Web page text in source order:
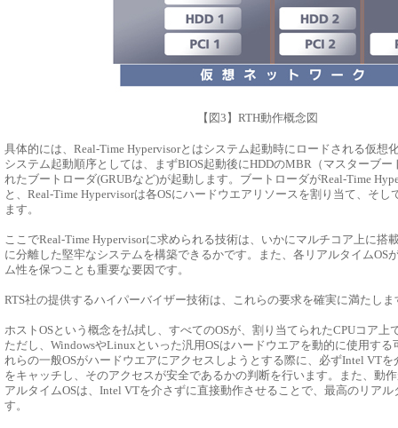
【図3】RTH動作概念図
具体的には、Real-Time Hypervisorとはシステム起動時にロードされる仮想
システム起動順序としては、まずBIOS起動後にHDDのMBR（マスターブー
れたブートローダ(GRUBなど)が起動します。ブートローダがReal-Time
と、Real-Time Hypervisorは各OSにハードウエアリソースを割り当て、そし
ます。
ここでReal-Time Hypervisorに求められる技術は、いかにマルチコア上に搭
に分離した堅牢なシステムを構築できるかです。また、各リアルタイムOS
ム性を保つことも重要な要因です。
RTS社の提供するハイパーバイザー技術は、これらの要求を確実に満たしま
ホストOSという概念を払拭し、すべてのOSが、割り当てられたCPUコア上
ただし、WindowsやLinuxといった汎用OSはハードウエアを動的に使用する
れらの一般OSがハードウエアにアクセスしようとする際に、必ずIntel VTを
をキャッチし、そのアクセスが安全であるかの判断を行います。また、動
アルタイムOSは、Intel VTを介さずに直接動作させることで、最高のリア
す。